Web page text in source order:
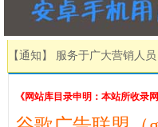
【通知】 服务于广大营销人
《网站库目录申明：本站所收录